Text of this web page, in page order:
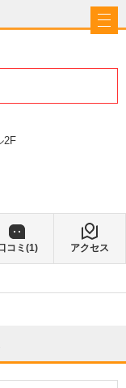
2F
コミ(1) アクセス